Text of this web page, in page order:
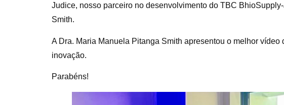
Judice, nosso parceiro no desenvolvimento do TBC
Smith.
A Dra. Maria Manuela Pitanga Smith apresentou o melhor
inovação.
Parabéns!